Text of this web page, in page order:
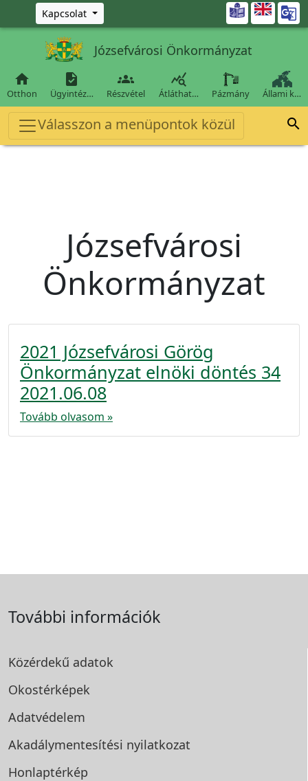
Ugrás a fő tartalomra
Kapcsolat 
Józsefvárosi Önkormányzat

Otthon

Ügyintéz…

Részvétel

Átláthat… Pázmány Állami k…
Válasszon a menüpontok közül 
Józsefvárosi
Önkormányzat
2021 Józsefvárosi Görög
Önkormányzat elnöki döntés 34
2021.06.08
Tovább olvasom »
További információk
Közérdekű adatok
Okostérképek
Adatvédelem
Akadálymentesítési nyilatkozat
Honlaptérkép